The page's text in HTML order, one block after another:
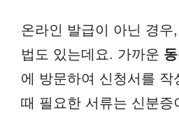
온라인 발급이 아닌 경
법도 있는데요. 가까운
에 방문하여 신청서를 작
때 필요한 서류는 신분증